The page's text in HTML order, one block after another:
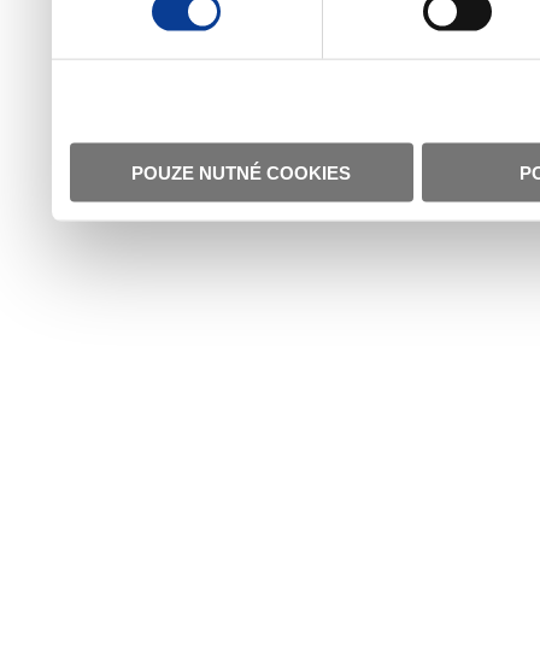
POUZE NUTNÉ COOKIES